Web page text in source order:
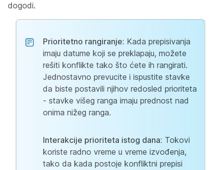
dogodi.
Prioritetno rangiranje: Kada prepisivanja
imaju datume koji se preklapaju, možete
rešiti konflikte tako što ćete ih rangirati.
Jednostavno prevucite i ispustite stavke
da biste postavili njihov redosled prioriteta
- stavke višeg ranga imaju prednost nad
onima nižeg ranga.
Interakcije prioriteta istog dana: Tokovi
koriste radno vreme u vreme izvođenja,
tako da kada postoje konfliktni prepisi